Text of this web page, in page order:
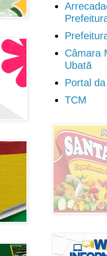
Câmara
Ubatã
Portal
TCM